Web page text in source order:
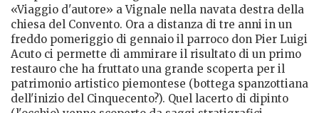
«Viaggio d'autore» a Vignale nella navata destra della
chiesa del Convento. Ora a distanza di tre anni in un
freddo pomeriggio di gennaio il parroco don Pier Luigi
Acuto ci permette di ammirare il risultato di un primo
restauro che ha fruttato una grande scoperta per il
patrimonio artistico piemontese (bottega spanzottiana
dell'inizio del Cinquecento?). Quel lacerto di dipinto